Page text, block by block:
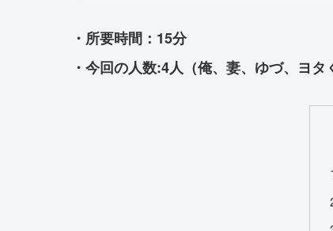
・所要時間：15分
・今回の人数:4人（俺、妻、ゆづ、ヨタ